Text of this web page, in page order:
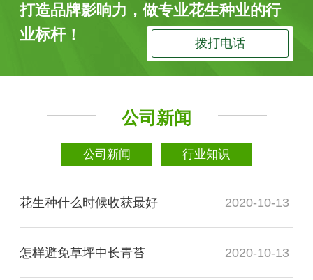
打造品牌影响力，做专业花生种业的行
业标杆！
拨打电话
公司新闻
公司新闻 行业知识
花生种什么时候收获最好 2020-10-13
怎样避免草坪中长青苔 2020-10-13